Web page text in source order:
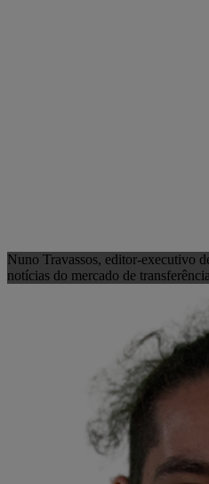
Nuno Travassos, editor-executivo
notícias do mercado de